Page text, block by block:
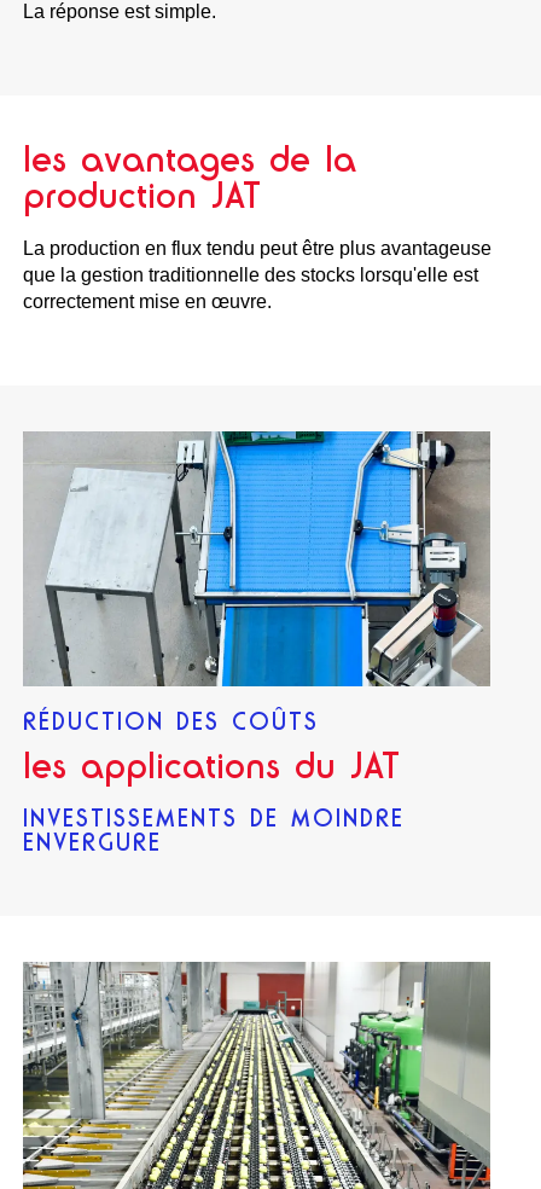
La réponse est simple.
les avantages de la
production JAT
La production en flux tendu peut être plus avantageuse
que la gestion traditionnelle des stocks lorsqu'elle est
correctement mise en œuvre.
RÉDUCTION DES COÛTS
les applications du JAT
INVESTISSEMENTS DE MOINDRE
ENVERGURE